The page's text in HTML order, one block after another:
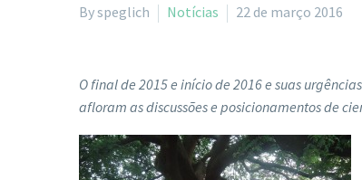
By speglich Notícias 22 de março 2016
O final de 2015 e início de 2016 e suas
afloram as discussões e posicionamentos de